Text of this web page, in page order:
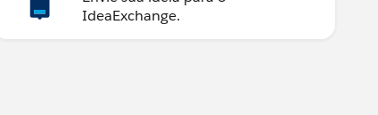
IdeaExchange.